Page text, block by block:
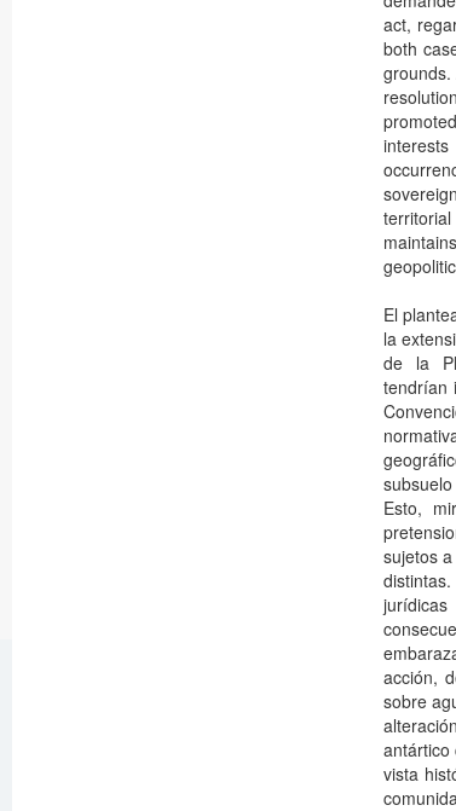
act,
both
El
la
de la
tendrían
Esto,
sujetos
acción,
sobre
antártico
vista